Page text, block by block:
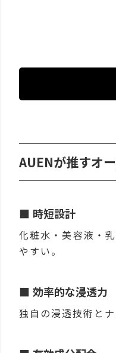
AUENが推すオ
時短設計
化粧水・美容液・
やすい。
効率的な浸透力
独自の浸透技術と